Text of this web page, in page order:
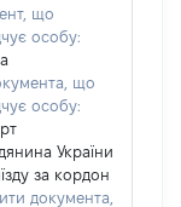
що
особу:
що
особу:
України
за кордон
документа,